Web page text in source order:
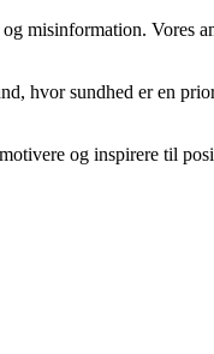
misinformation. Vores
hvor sundhed er en
og inspirere til